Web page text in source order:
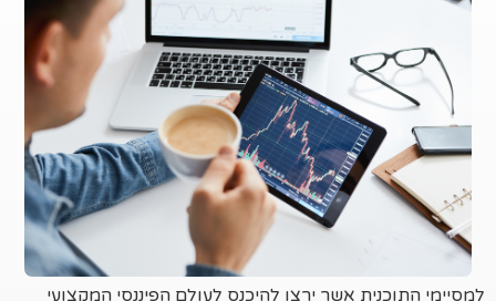
למסיימי התוכנית אשר ירצו להיכנס לעולם הפיננסי המקצועי